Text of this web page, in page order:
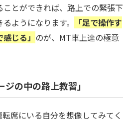
とができれば、路上での緊張下
ようになります。
「足で操作す
じる」 のが、MT車上達の極意
の中の路上教習」
席にいる自分を想像してみてく